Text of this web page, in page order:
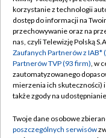
Abonament TVP
Emisja w TVP
Centrum informacji
Naziemna
Rada Programowa
korzystanie z technologii
dostęp do informacji na
przechowywanie oraz na
nas, czyli Telewizję Polską
Zaufanych Partnerów z IAB*
Partnerów TVP (93 firm), w
zautomatyzowanego
mierzenia ich skuteczności)
także zgody na
Twoje dane osobowe
poszczególnych serwisów